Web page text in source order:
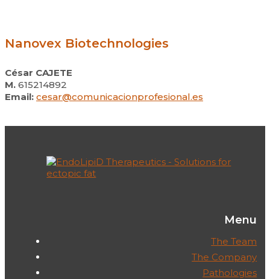
Nanovex Biotechnologies
César CAJETE
M. 615214892
Email: cesar@comunicacionprofesional.es
Menu
The Team
The Company
Pathologies